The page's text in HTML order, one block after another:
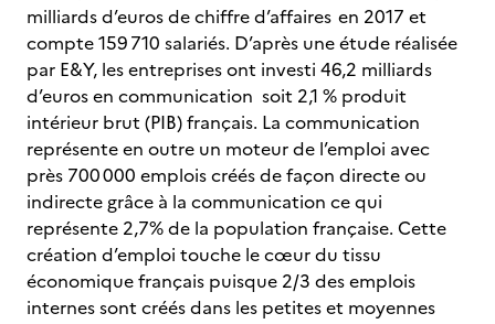
milliards d’euros de chiffre d’affaires en 2017 et
compte 159 710 salariés. D’après une étude réalisée
par E&Y, les entreprises ont investi 46,2 milliards
d’euros en communication soit 2,1 % produit
intérieur brut (PIB) français. La communication
représente en outre un moteur de l’emploi avec
près 700 000 emplois créés de façon directe ou
indirecte grâce à la communication ce qui
représente 2,7% de la population française. Cette
création d’emploi touche le cœur du tissu
économique français puisque 2/3 des emplois
internes sont créés dans les petites et moyennes